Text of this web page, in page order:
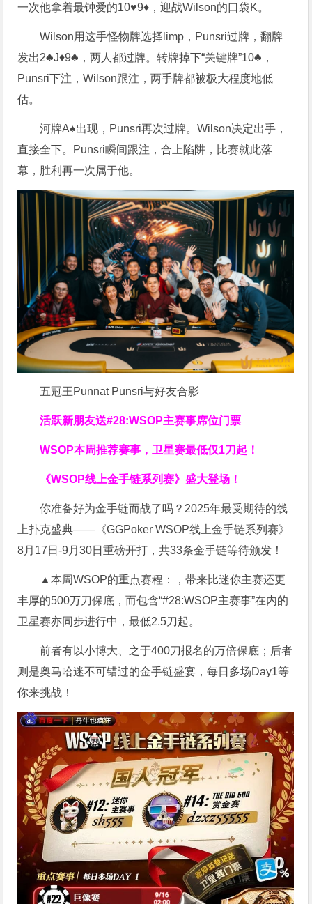
一次他拿着最钟爱的10♥9♦，迎战Wilson的口袋K。
Wilson用这手怪物牌选择limp，Punsri过牌，翻牌
发出2♣J♦9♣，两人都过牌。转牌掉下“关键牌”10♣，
Punsri下注，Wilson跟注，两手牌都被极大程度地低
估。
河牌A♠出现，Punsri再次过牌。Wilson决定出手，
直接全下。Punsri瞬间跟注，合上陷阱，比赛就此落
幕，胜利再一次属于他。
五冠王Punnat Punsri与好友合影
活跃新朋友送#28:WSOP主赛事席位门票
WSOP本周推荐赛事，卫星赛最低仅1刀起！
《WSOP线上金手链系列赛》盛大登场！
你准备好为金手链而战了吗？2025年最受期待的线
上扑克盛典——《GGPoker WSOP线上金手链系列赛》
8月17日-9月30日重磅开打，共33条金手链等待颁发！
▲本周WSOP的重点赛程：，带来比迷你主赛还更
丰厚的500万刀保底，而包含“#28:WSOP主赛事”在内的
卫星赛亦同步进行中，最低2.5刀起。
前者有以小博大、之于400刀报名的万倍保底；后者
则是奥马哈迷不可错过的金手链盛宴，每日多场Day1等
你来挑战！